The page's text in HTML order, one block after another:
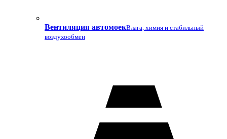
Вентиляция автомоекВлага, химия и стабильный
воздухообмен